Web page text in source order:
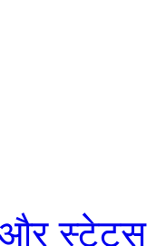
और स्टेटस